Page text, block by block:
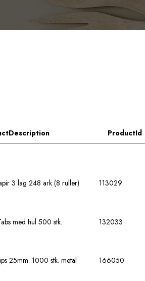
ProductId
3 lag 248 ark (8 ruller) 113029
med hul 500 stk. 132033
25mm. 1000 stk. metal 166050